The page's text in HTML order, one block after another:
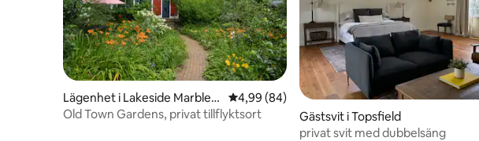
Lägenhet i Lakeside Marbleh
ead
4,99 av 5 i genomsnittligt betyg, 84 omdömen
4,99 (84)
Old Town Gardens, privat tillflyktsort
Gästsvit i Topsfield
privat svit med dubbelsäng